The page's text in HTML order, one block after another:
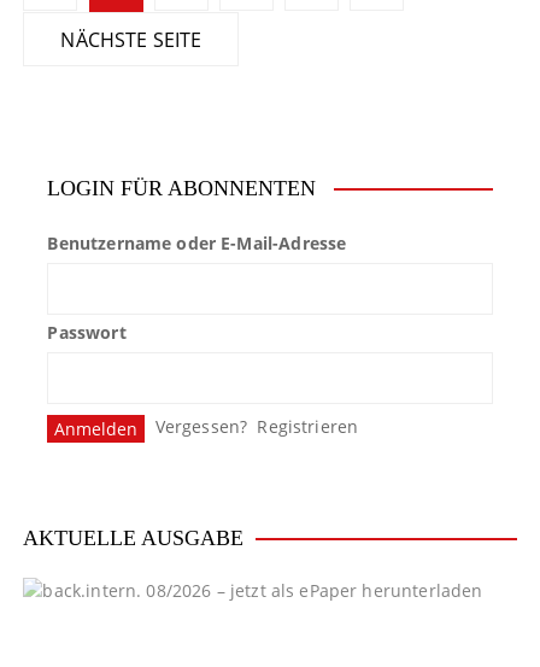
m
e
u
NÄCHSTE SEITE
LOGIN FÜR ABONNENTEN
Benutzername oder E-Mail-Adresse
Passwort
Vergessen? Registrieren
AKTUELLE AUSGABE